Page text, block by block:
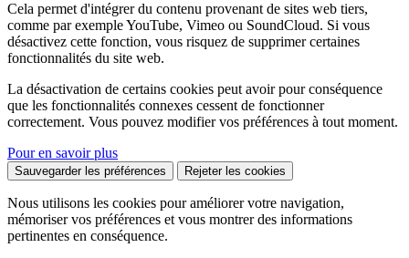
Cela permet d'intégrer du contenu provenant de sites web tiers,
comme par exemple YouTube, Vimeo ou SoundCloud. Si vous
désactivez cette fonction, vous risquez de supprimer certaines
fonctionnalités du site web.
La désactivation de certains cookies peut avoir pour conséquence
que les fonctionnalités connexes cessent de fonctionner
correctement. Vous pouvez modifier vos préférences à tout moment.
Pour en savoir plus
Sauvegarder les préférences Rejeter les cookies
Nous utilisons les cookies pour améliorer votre navigation,
mémoriser vos préférences et vous montrer des informations
pertinentes en conséquence.